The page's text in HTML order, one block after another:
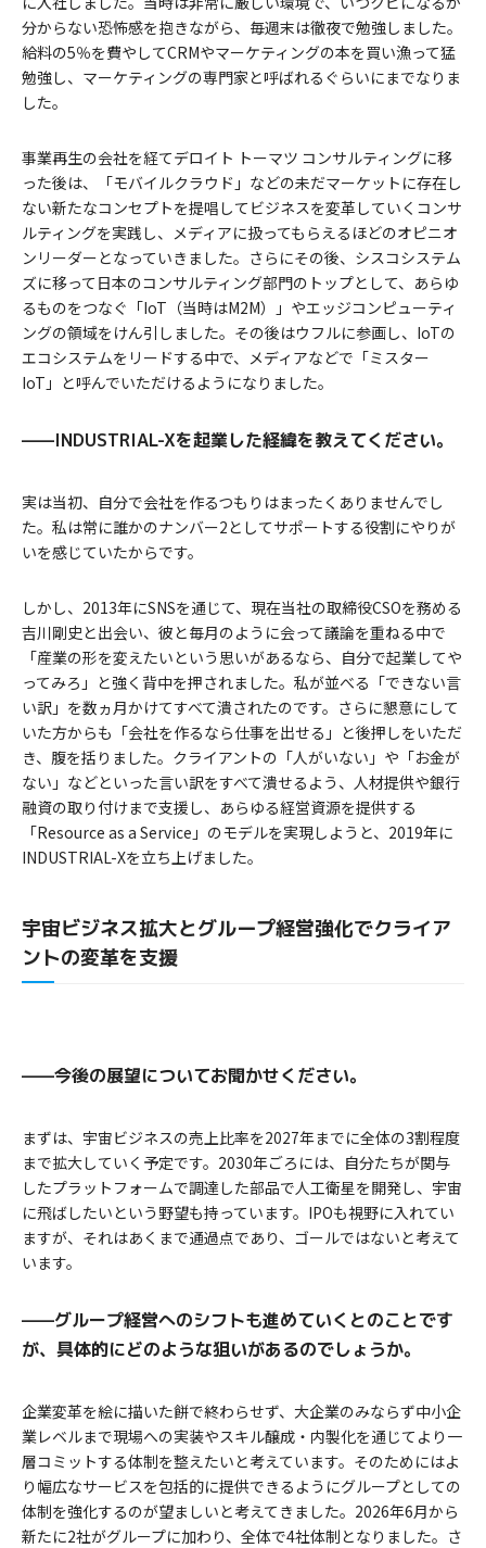
分からない恐怖感を抱きながら、毎週末は徹夜で勉強しました。
給料の5％を費やしてCRMやマーケティングの本を買い漁って猛
勉強し、マーケティングの専門家と呼ばれるぐらいにまでなりま
した。
事業再生の会社を経てデロイト トーマツ コンサルティングに移
った後は、「モバイルクラウド」などの未だマーケットに存在し
ない新たなコンセプトを提唱してビジネスを変革していくコンサ
ルティングを実践し、メディアに扱ってもらえるほどのオピニオ
ンリーダーとなっていきました。さらにその後、シスコシステム
ズに移って日本のコンサルティング部門のトップとして、あらゆ
るものをつなぐ「IoT（当時はM2M）」やエッジコンピューティ
ングの領域をけん引しました。その後はウフルに参画し、IoTの
エコシステムをリードする中で、メディアなどで「ミスター
IoT」と呼んでいただけるようになりました。
——INDUSTRIAL-Xを起業した経緯を教えてください。
実は当初、自分で会社を作るつもりはまったくありませんでし
た。私は常に誰かのナンバー2としてサポートする役割にやりが
いを感じていたからです。
しかし、2013年にSNSを通じて、現在当社の取締役CSOを務める
吉川剛史と出会い、彼と毎月のように会って議論を重ねる中で
「産業の形を変えたいという思いがあるなら、自分で起業してや
ってみろ」と強く背中を押されました。私が並べる「できない言
い訳」を数ヵ月かけてすべて潰されたのです。さらに懇意にして
いた方からも「会社を作るなら仕事を出せる」と後押しをいただ
き、腹を括りました。クライアントの「人がいない」や「お金が
ない」などといった言い訳をすべて潰せるよう、人材提供や銀行
融資の取り付けまで支援し、あらゆる経営資源を提供する
「Resource as a Service」のモデルを実現しようと、2019年に
INDUSTRIAL-Xを立ち上げました。
宇宙ビジネス拡大とグループ経営強化でクライア
ントの変革を支援
——今後の展望についてお聞かせください。
まずは、宇宙ビジネスの売上比率を2027年までに全体の3割程度
まで拡大していく予定です。2030年ごろには、自分たちが関与
したプラットフォームで調達した部品で人工衛星を開発し、宇宙
に飛ばしたいという野望も持っています。IPOも視野に入れてい
ますが、それはあくまで通過点であり、ゴールではないと考えて
います。
——グループ経営へのシフトも進めていくとのことです
が、具体的にどのような狙いがあるのでしょうか。
企業変革を絵に描いた餅で終わらせず、大企業のみならず中小企
業レベルまで現場への実装やスキル醸成・内製化を通じてより一
層コミットする体制を整えたいと考えています。そのためにはよ
り幅広なサービスを包括的に提供できるようにグループとしての
体制を強化するのが望ましいと考えてきました。2026年6月から
新たに2社がグループに加わり、全体で4社体制となりました。さ